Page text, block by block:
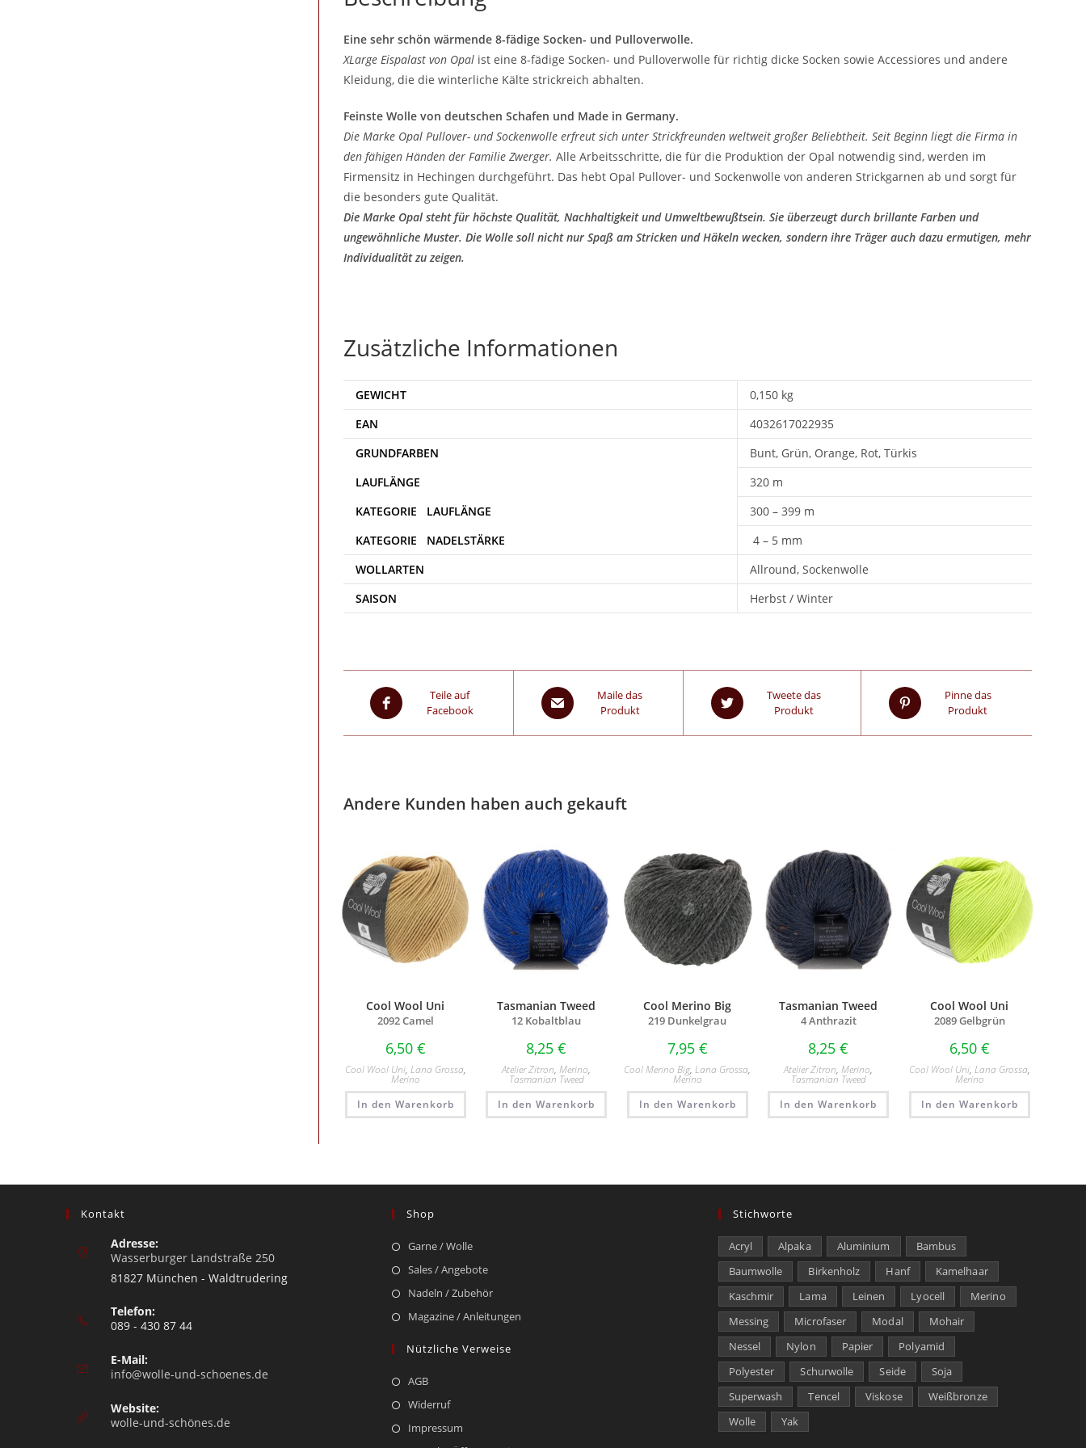
Eine sehr schön wärmende 8-fädige Socken- und Pulloverwolle.
XLarge Eispalast von Opalist eine 8-fädige Socken- und Pulloverwolle für richtig dicke Socken sowie Accessiores und andere
Kleidung, die die winterliche Kälte strickreich abhalten.
Feinste Wolle von deutschen Schafen und Made in Germany.
Die Marke Opal Pullover- und Sockenwolle erfreut sich unter Strickfreunden weltweit großer Beliebtheit. Seit Beginn liegt die Firma in
den fähigen Händen der Familie Zwerger. Alle Arbeitsschritte, die für die Produktion der Opal notwendig sind, werden im
Firmensitz in Hechingen durchgeführt. Das hebt Opal Pullover- und Sockenwolle von anderen Strickgarnen ab und sorgt für
die besonders gute Qualität.
Die Marke Opal steht für höchste Qualität, Nachhaltigkeit und Umweltbewußtsein. Sie überzeugt durch brillante Farben und
ungewöhnliche Muster. Die Wolle soll nicht nur Spaß am Stricken und Häkeln wecken, sondern ihre Träger auch dazu ermutigen, mehr
Individualität zu zeigen.
Zusätzliche Informationen
GEWICHT
0,150 kg
EAN
4032617022935
Bunt, Grün, Orange, Rot, Türkis
320 m
300 – 399 m
4 – 5 mm
WOLLARTEN
Allround, Sockenwolle
SAISON
Herbst / Winter
Teile auf
Facebook
Maile das
Produkt
Tweete das
Produkt
Pinne das
Produkt
Andere Kunden haben auch gekauft
Cool Wool Uni
2092 Camel
6,50 €
Cool Wool Uni, Lana Grossa,
Merino
In den Warenkorb
Tasmanian Tweed
12 Kobaltblau
8,25€
Atelier Zitron,Merino,
Tasmanian Tweed
In den Warenkorb
Cool Merino Big
219 Dunkelgrau
7,95 €
Cool Merino Big,Lana Grossa,
Merino
In den Warenkorb
Tasmanian Tweed
4 Anthrazit
8,25€
Atelier Zitron,Merino,
Tasmanian Tweed
In den Warenkorb
Cool Wool Uni
2089 Gelbgrün
6,50 €
Cool Wool Uni, Lana Grossa,
Merino
In den Warenkorb
Kontakt
Adresse:
Wasserburger Landstraße 250
81827 München - Waldtrudering
Telefon:
089 - 430 87 44
E-Mail:
info@wolle-und-schoenes.de
Website:
wolle-und-schönes.de
Shop
Garne / Wolle
Sales / Angebote
Nadeln / Zubehör
Magazine / Anleitungen
Nützliche Verweise
AGB
Widerruf
Impressum
Stichworte
Acryl Alpaka Aluminium
Bambus
Baumwolle
Birkenholz Hanf
Kamelhaar
Kaschmir
Lama Leinen Lyocell
Merino
Messing
Microfaser Modal
Mohair
Nessel
Nylon Papier
Polyamid
Polyester
Schurwolle Seide
Soja
Superwash
Tencel Viskose
Weißbronze
Wolle
Yak